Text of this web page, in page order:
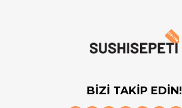
BİZİ TAKİP EDİN!